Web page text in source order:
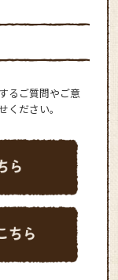
るご質問やご意
ださい。